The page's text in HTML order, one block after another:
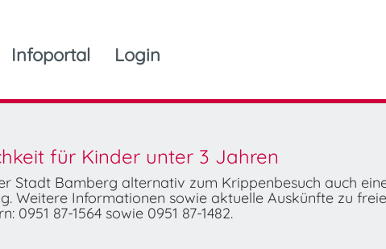
Infoportal Login
für Kinder unter 3 Jahren
Stadt Bamberg alternativ zum Krippenbesuch auch
Weitere Informationen sowie aktuelle Auskünfte zu
0951 87-1564 sowie 0951 87-1482.